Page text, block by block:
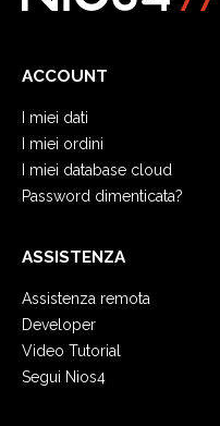
ACCOUNT
I miei dati
I miei ordini
I miei database cloud
Password dimenticata?
ASSISTENZA
Assistenza remota
Developer
Video Tutorial
Segui Nios4